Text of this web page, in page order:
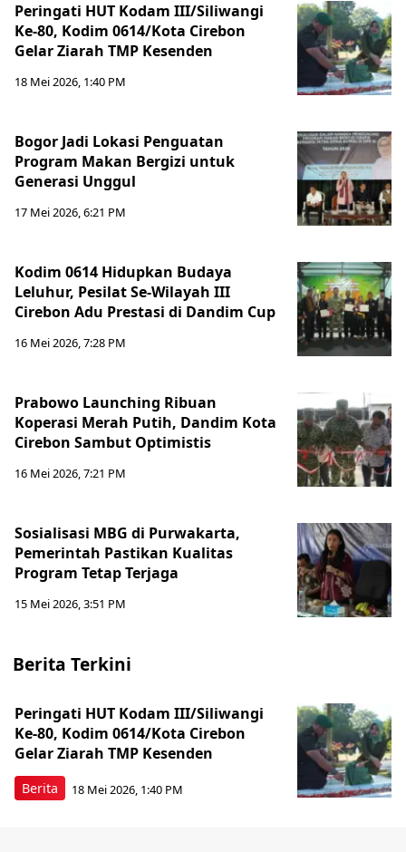
Peringati HUT Kodam III/Siliwangi
Ke-80, Kodim 0614/Kota Cirebon
Gelar Ziarah TMP Kesenden
18 Mei 2026, 1:40 PM
Bogor Jadi Lokasi Penguatan
Program Makan Bergizi untuk
Generasi Unggul
17 Mei 2026, 6:21 PM
Kodim 0614 Hidupkan Budaya
Leluhur, Pesilat Se-Wilayah III
Cirebon Adu Prestasi di Dandim Cup
16 Mei 2026, 7:28 PM
Prabowo Launching Ribuan
Koperasi Merah Putih, Dandim Kota
Cirebon Sambut Optimistis
16 Mei 2026, 7:21 PM
Sosialisasi MBG di Purwakarta,
Pemerintah Pastikan Kualitas
Program Tetap Terjaga
15 Mei 2026, 3:51 PM
Berita Terkini
Berita
Peringati HUT Kodam III/Siliwangi
Ke-80, Kodim 0614/Kota Cirebon
Gelar Ziarah TMP Kesenden
18 Mei 2026, 1:40 PM